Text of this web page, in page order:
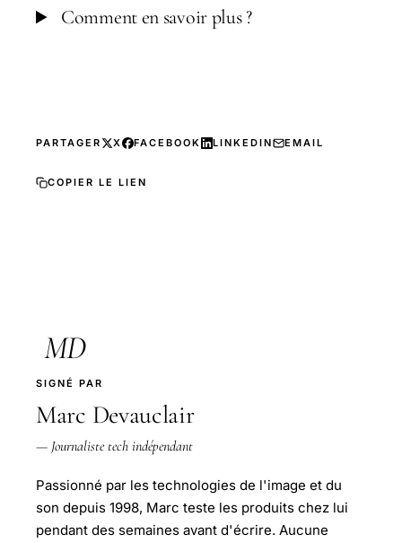
Comment en savoir plus ?
PARTAGER X FACEBOOK LINKEDIN EMAIL
COPIER LE LIEN
MD
SIGNÉ PAR
Marc Devauclair
— Journaliste tech indépendant
Passionné par les technologies de l'image et du
son depuis 1998, Marc teste les produits chez lui
pendant des semaines avant d'écrire. Aucune